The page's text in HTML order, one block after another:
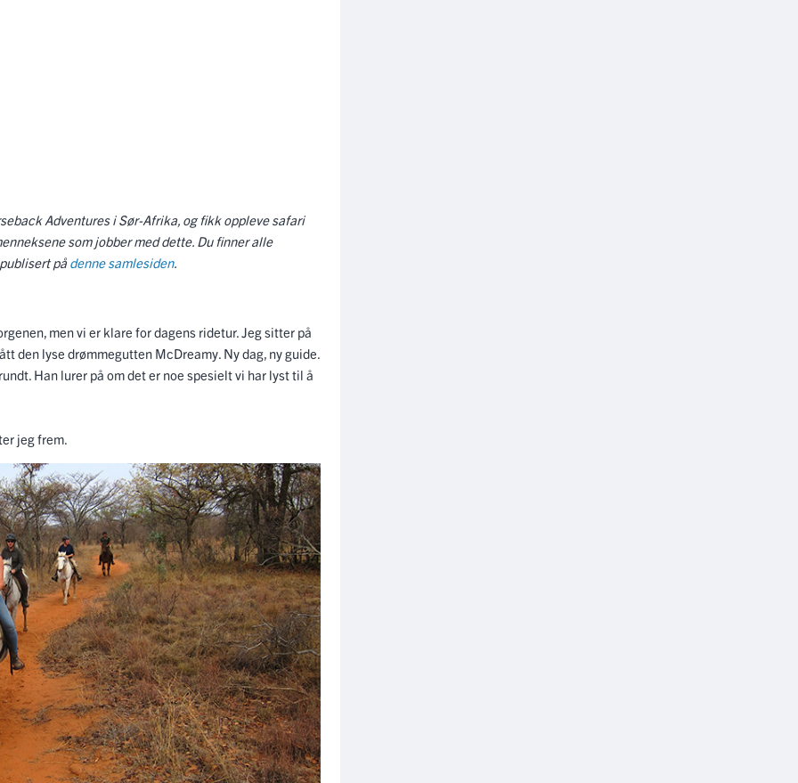
Adventures i Sør-Afrika, og fikk oppleve safari
som jobber med dette. Du finner alle
på denne samlesiden.
men vi er klare for dagens ridetur. Jeg sitter på
den lyse drømmegutten McDreamy. Ny dag, ny guide.
Han lurer på om det er noe spesielt vi har lyst til å
jeg frem.